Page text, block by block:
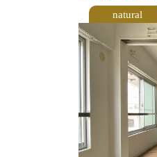
natural